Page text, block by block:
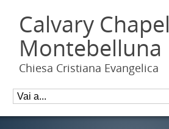
Calvary Chapel
Montebelluna
Chiesa Cristiana Evangelica